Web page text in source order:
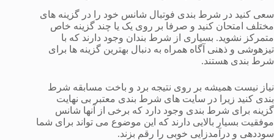
سعی کنید در شرط بندی فوتبال شانس خود را در گزینه های
مختلف امتحان کنید و صرفا بر روی یک یا چند گزینه خاص
متمرکز نشوید. بسیاری از شرط بندان وجود دارند که با
تیزهوشی و ذهنی آگاه همراه به دنبال بهترین گزینه ها برای
شرط بندی هستند.
نیاز نیست همیشه بر روی نتیجه برد و باخت مسابقه شرط
بندی کنید زیرا در سایت های شرط بندی معتبر بی نهایت
گزینه برای شرط بندی وجود دارد که برخی از آنها شانس
موفقیت بسیار بالایی دارند که این موضوع می تواند برای شما
سوددهی و درآمدزایی خوبی را رقم بزند.